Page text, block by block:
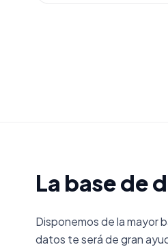
La base de
Disponemos de la mayor
datos te será de gran